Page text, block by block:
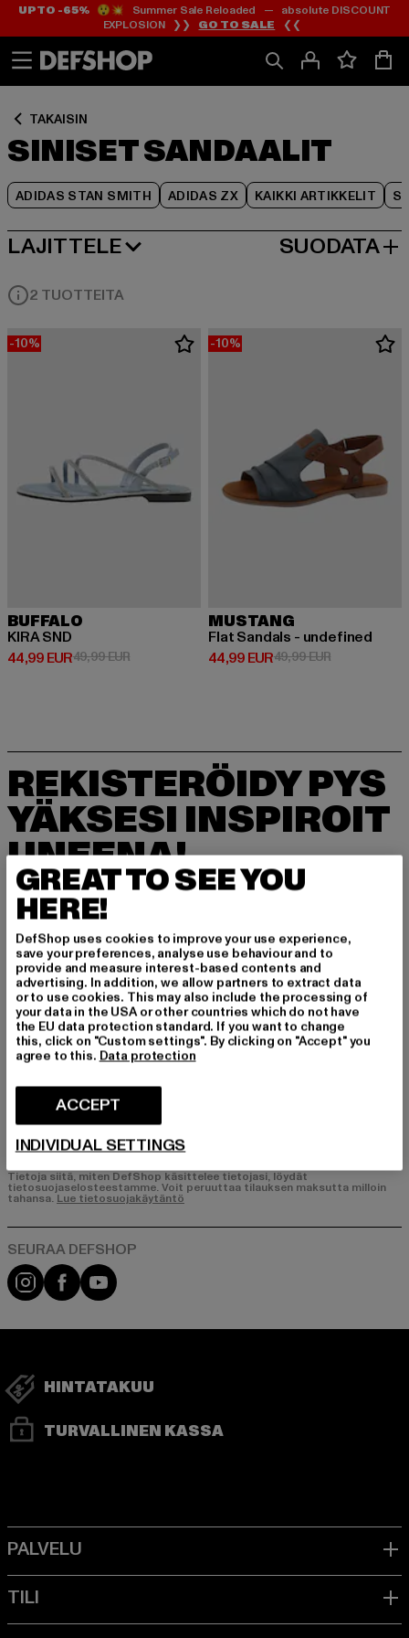
Siirry
Sisältö
Siirry
Footer
UP TO -65%😲💥 Summer Sale Reloaded — absolute DISCOUNT
EXPLOSION ❯❯ GO TO SALE ❮❮
TAKAISIN
SINISET SANDAALIT
ADIDAS STAN SMITH ADIDAS ZX KAIKKI ARTIKKELIT
Siirry
Tuoteruudukko
LAJITTELE
SUOSITUIMMAT SUODATA
2 TUOTTEITA
-10%
BUFFALO
KIRA SND
44,99 EUR
Ajankohtainen hinta: 44,99 EUR
49,99 EURKampanjahinta: 49,99 EUR
-10%
MUSTANG
Flat Sandals - undefined
44,99 EUR
Ajankohtainen hinta: 44,99 EUR
49,99 EUR
REKISTERÖIDY PYS
YÄKSESI INSPIROIT
UNEENA!
Tilaa uutiskirjeemme täältä ja saat jatkossa tie
toa DefShopin ajankohtaisista trendeistä, tarjo
uksista ja kupongeista sähköpostitse!
Mistä tuotteista olet kiinnostunut?
MIEHET
NAISET
SÄHKÖPOSTI
REKISTERÖIDY
Tietoja siitä, miten DefShop käsittelee tietojasi, löydät
tietosuojaselosteestamme. Voit peruuttaa tilauksen maksutta milloin
tahansa.Lue tietosuojakäytäntö
Visit our Instagram page:
Visit our Facebook page:
Visit our YouTube channel:
HINTATAKUU
TURVALLINEN KASSA
GREAT TO SEE YOU
HERE!
DefShop uses cookies to improve your use experience,
save your preferences, analyse use behaviour and to
provide and measure interest-based contents and
advertising. In addition, we allow partners to extract data
or to use cookies. This may also include the processing of
your data in the USA or other countries which do not have
the EU data protection standard. If you want to change
this, click on "Custom settings". By clicking on "Accept" you
agree to this. Data protection
ACCEPT
INDIVIDUAL SETTINGS